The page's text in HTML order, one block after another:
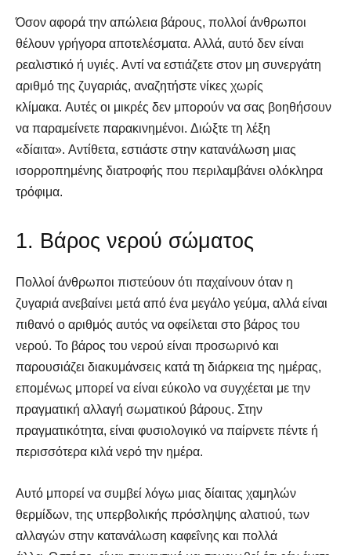
Όσον αφορά την απώλεια βάρους, πολλοί άνθρωποι
θέλουν γρήγορα αποτελέσματα. Αλλά, αυτό δεν είναι
ρεαλιστικό ή υγιές. Αντί να εστιάζετε στον μη συνεργάτη
αριθμό της ζυγαριάς, αναζητήστε νίκες χωρίς
κλίμακα. Αυτές οι μικρές δεν μπορούν να σας βοηθήσουν
να παραμείνετε παρακινημένοι. Διώξτε τη λέξη
«δίαιτα». Αντίθετα, εστιάστε στην κατανάλωση μιας
ισορροπημένης διατροφής που περιλαμβάνει ολόκληρα
τρόφιμα.
1. Βάρος νερού σώματος
Πολλοί άνθρωποι πιστεύουν ότι παχαίνουν όταν η
ζυγαριά ανεβαίνει μετά από ένα μεγάλο γεύμα, αλλά είναι
πιθανό ο αριθμός αυτός να οφείλεται στο βάρος του
νερού. Το βάρος του νερού είναι προσωρινό και
παρουσιάζει διακυμάνσεις κατά τη διάρκεια της ημέρας,
επομένως μπορεί να είναι εύκολο να συγχέεται με την
πραγματική αλλαγή σωματικού βάρους. Στην
πραγματικότητα, είναι φυσιολογικό να παίρνετε πέντε ή
περισσότερα κιλά νερό την ημέρα.
Αυτό μπορεί να συμβεί λόγω μιας δίαιτας χαμηλών
θερμίδων, της υπερβολικής πρόσληψης αλατιού, των
αλλαγών στην κατανάλωση καφεΐνης και πολλά